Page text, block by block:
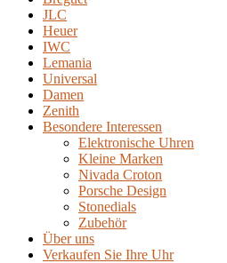
JLC
Heuer
IWC
Lemania
Universal
Damen
Zenith
Besondere Interessen
Elektronische Uhren
Kleine Marken
Nivada Croton
Porsche Design
Stonedials
Zubehör
Über uns
Verkaufen Sie Ihre Uhr